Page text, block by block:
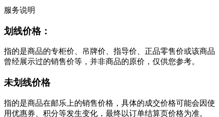
服务说明
划线价格：
指的是商品的专柜价、吊牌价、指导价、正品零售价或该商品
曾经展示过的销售价等，并非商品的原价，仅供您参考。
未划线价格
指的是商品在邮乐上的销售价格，具体的成交价格可能会因使
用优惠券、积分等发生变化，最终以订单结算页价格为准。